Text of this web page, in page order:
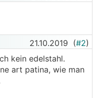
21.10.2019 (#2)
kein edelstahl.
art patina, wie man